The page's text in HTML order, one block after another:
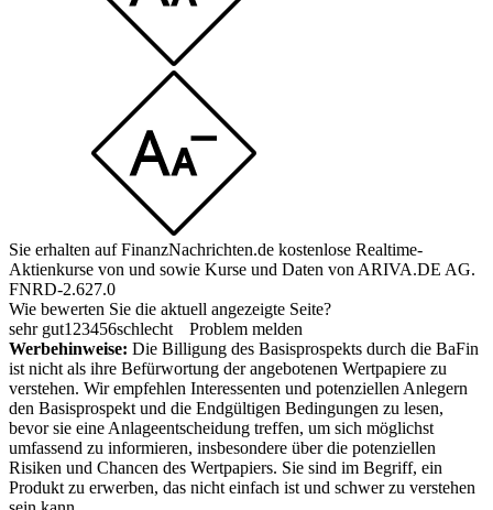
Sie erhalten auf FinanzNachrichten.de kostenlose Realtime-
Aktienkurse von und sowie Kurse und Daten von ARIVA.DE AG.
FNRD-2.627.0
Wie bewerten Sie die aktuell angezeigte Seite?
sehr gut1 23456schlecht
Problem melden
Werbehinweise: Die Billigung des Basisprospekts durch die BaFin
ist nicht als ihre Befürwortung der angebotenen Wertpapiere zu
verstehen. Wir empfehlen Interessenten und potenziellen Anlegern
den Basisprospekt und die Endgültigen Bedingungen zu lesen,
bevor sie eine Anlageentscheidung treffen, um sich möglichst
umfassend zu informieren, insbesondere über die potenziellen
Risiken und Chancen des Wertpapiers. Sie sind im Begriff, ein
Produkt zu erwerben, das nicht einfach ist und schwer zu verstehen